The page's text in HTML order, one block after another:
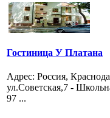
Гостиница У Платана
Адрес: Россия,
ул.Советская,7 -
97 ...